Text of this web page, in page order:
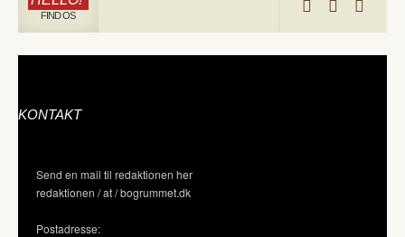
FIND OS
KONTAKT
Send en mail til redaktionen her
redaktionen / at / bogrummet.dk
Postadresse: